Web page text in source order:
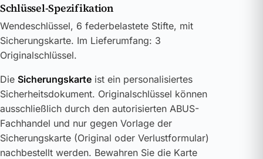
Schlüssel-Spezifikation
Wendeschlüssel, 6 federbelastete Stifte, mit
Sicherungskarte. Im Lieferumfang: 3
Originalschlüssel.
Die Sicherungskarte ist ein personalisiertes
Sicherheitsdokument. Originalschlüssel können
ausschließlich durch den autorisierten ABUS-
Fachhandel und nur gegen Vorlage der
Sicherungskarte (Original oder Verlustformular)
nachbestellt werden. Bewahren Sie die Karte